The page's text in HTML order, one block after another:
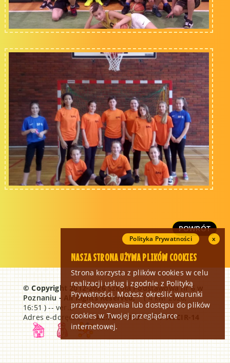
POWRÓT
© Copyright 2012-2026Szkoła Podstawowa nr 6 w
Poznaniu- All Rights Reserved,( 4 kwi 2020,
16:51 ) -- ver.2
Adres e-doręczenia:AE:PL-76359-16017-AVCIR-14
NASZA STRONA UŻYWA PLIKÓW COOKIES
Strona korzysta z plików cookies w celu
realizacji usług i zgodnie z Polityką
Prywatności. Możesz określić warunki
przechowywania lub dostępu do plików
cookies w Twojej przeglądarce
internetowej.
Polityka Prywatności x